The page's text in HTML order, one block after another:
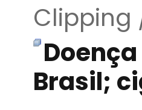
Clipping
Brasil;